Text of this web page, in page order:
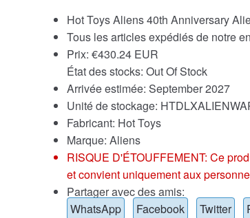
Hot Toys Aliens 40th Anniversary
Tous les articles expédiés de notre
Prix: €430.24 EUR
État des stocks: Out Of Stock
Arrivée estimée: September 2027
Unité de stockage:
Fabricant: Hot Toys
Marque: Aliens
RISQUE D'ÉTOUFFEMENT: Ce
et convient uniquement aux
Partager avec des amis:
WhatsApp
Facebook Twitter